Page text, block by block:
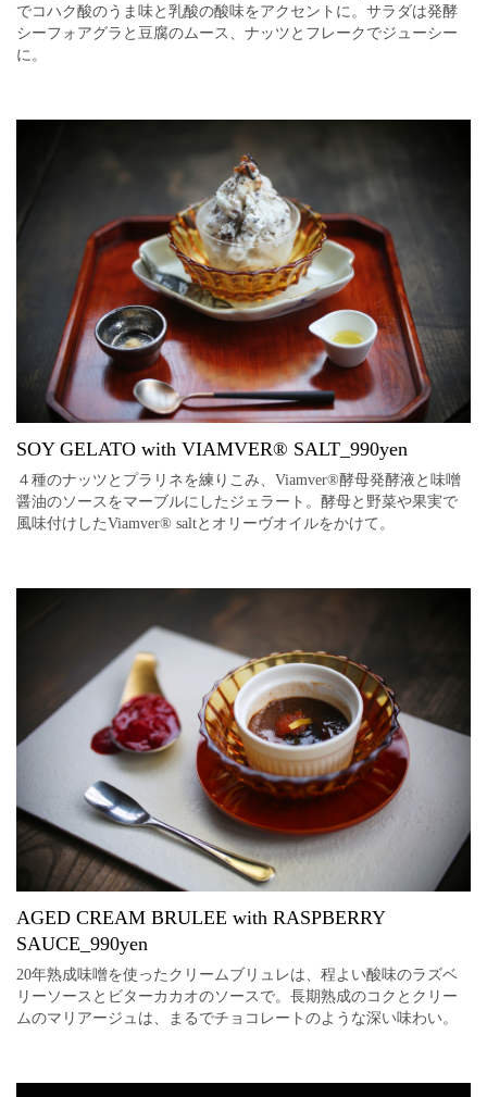
でコハク酸のうま味と乳酸の酸味をアクセントに。サラダは発酵
シーフォアグラと豆腐のムース、ナッツとフレークでジューシー
に。
SOY GELATO with VIAMVER®︎ SALT_990yen
４種のナッツとプラリネを練りこみ、Viamver®︎酵母発酵液と味噌
醤油のソースをマーブルにしたジェラート。酵母と野菜や果実で
風味付けしたViamver®︎ saltとオリーヴオイルをかけて。
AGED CREAM BRULEE with RASPBERRY
SAUCE_990yen
20年熟成味噌を使ったクリームブリュレは、程よい酸味のラズベ
リーソースとビターカカオのソースで。長期熟成のコクとクリー
ムのマリアージュは、まるでチョコレートのような深い味わい。